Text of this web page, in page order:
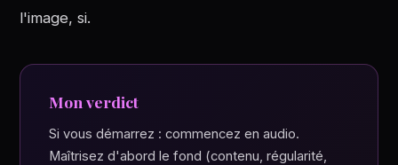
l'image, si.
Mon verdict
Si vous démarrez : commencez en audio.
Maîtrisez d'abord le fond (contenu, régularité,